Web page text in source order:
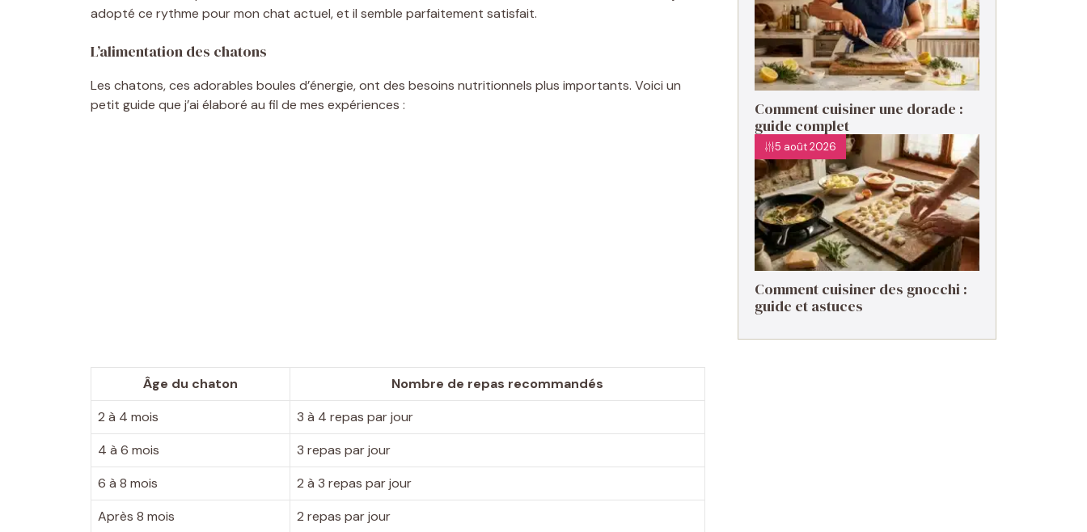
adopté ce rythme pour mon chat actuel, et il semble parfaitement satisfait.
L’alimentation des chatons
Les chatons, ces adorables boules d’énergie, ont des besoins nutritionnels plus importants. Voici un
petit guide que j’ai élaboré au fil de mes expériences :
Âge du chaton
Nombre de repas recommandés
2 à 4 mois
3 à 4 repas par jour
4 à 6 mois
3 repas par jour
6 à 8 mois
2 à 3 repas par jour
Après 8 mois
2 repas par jour
Comment cuisiner une dorade :
guide complet
5 août 2026
Comment cuisiner des gnocchi :
guide et astuces